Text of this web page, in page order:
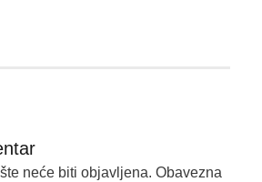
neće biti objavljena. Obavezna